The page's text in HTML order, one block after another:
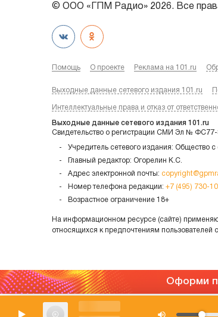
© ООО «ГПМ Радио» 2026. Все
Помощь О проекте Реклама на 101.ru
Выходные данные сетевого издания 101.ru
Интеллектуальные права и отказ от
Выходные данные сетевого издания 101.ru
Свидетельство о регистрации СМИ Эл №
Учредитель сетевого издания: Общество
Главный редактор: Огорелин К.С.
Адрес электронной почты:
Номер телефона редакции: +7 (495) 730-
Возрастное ограничение 18+
На информационном ресурсе (сайте)
относящихся к предпочтениям пользователей
Оформи